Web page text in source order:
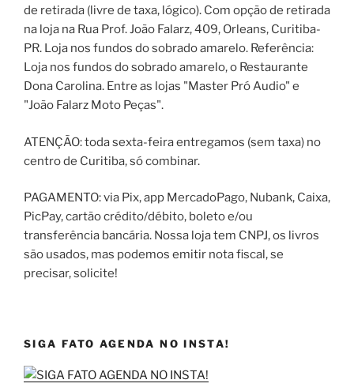
de retirada (livre de taxa, lógico). Com opção de retirada
na loja na Rua Prof. João Falarz, 409, Orleans, Curitiba-
PR. Loja nos fundos do sobrado amarelo. Referência:
Loja nos fundos do sobrado amarelo, o Restaurante
Dona Carolina. Entre as lojas "Master Pró Audio" e
"João Falarz Moto Peças".
ATENÇÃO: toda sexta-feira entregamos (sem taxa) no
centro de Curitiba, só combinar.
PAGAMENTO: via Pix, app MercadoPago, Nubank, Caixa,
PicPay, cartão crédito/débito, boleto e/ou
transferência bancária. Nossa loja tem CNPJ, os livros
são usados, mas podemos emitir nota fiscal, se
precisar, solicite!
SIGA FATO AGENDA NO INSTA!